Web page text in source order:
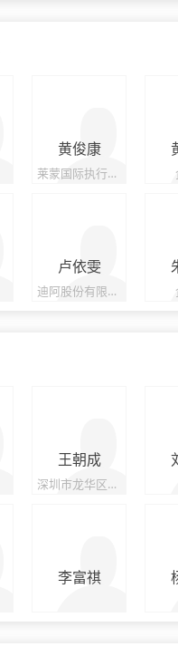
黄俊康
莱蒙国际执行董事
卢依雯
迪阿股份有限公司董事、副总经理
王朝成
深圳市龙华区政府副区长
李富祺